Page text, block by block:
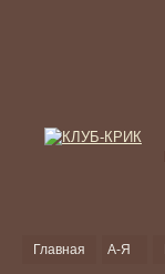
Главная А-Я